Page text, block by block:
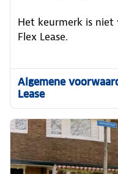
Het keurmerk is niet
Flex Lease.
Algemene
Lease